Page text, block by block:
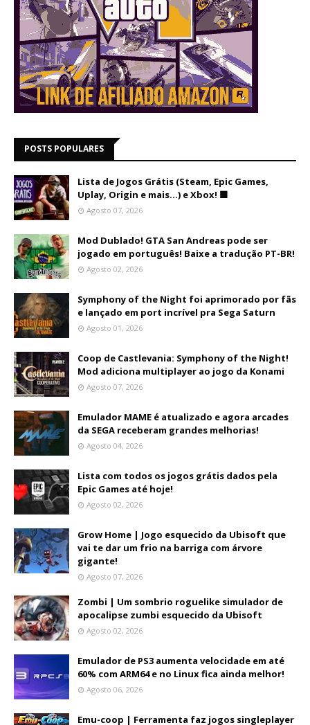
POSTS POPULARES
Lista de Jogos Grátis (Steam, Epic Games,
Uplay, Origin e mais...) e Xbox! 🟩
Agosto 07, 2026
Mod Dublado! GTA San Andreas pode ser
jogado em português! Baixe a tradução PT-BR!
Agosto 02, 2026
Symphony of the Night foi aprimorado por fãs
e lançado em port incrível pra Sega Saturn
Agosto 01, 2026
Coop de Castlevania: Symphony of the Night!
Mod adiciona multiplayer ao jogo da Konami
Agosto 07, 2026
Emulador MAME é atualizado e agora arcades
da SEGA receberam grandes melhorias!
Agosto 04, 2026
Lista com todos os jogos grátis dados pela
Epic Games até hoje!
Agosto 02, 2026
Grow Home | Jogo esquecido da Ubisoft que
vai te dar um frio na barriga com árvore
gigante!
Agosto 07, 2026
Zombi | Um sombrio roguelike simulador de
apocalipse zumbi esquecido da Ubisoft
Agosto 02, 2026
Emulador de PS3 aumenta velocidade em até
60% com ARM64 e no Linux fica ainda melhor!
Agosto 06, 2026
Emu-coop | Ferramenta faz jogos singleplayer